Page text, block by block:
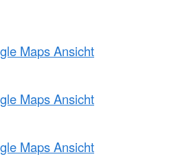
Maps Ansicht
Maps Ansicht
Maps Ansicht